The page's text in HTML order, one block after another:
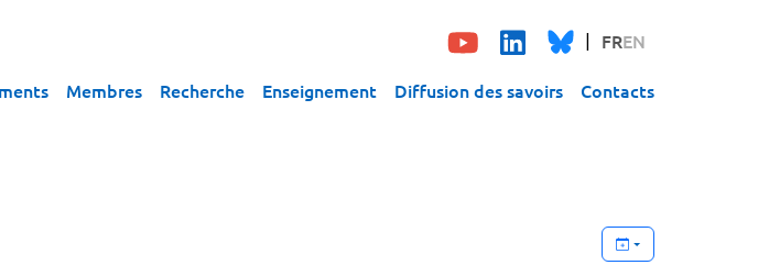
FREN
Membres Recherche Enseignement Diffusion des savoirs Contacts